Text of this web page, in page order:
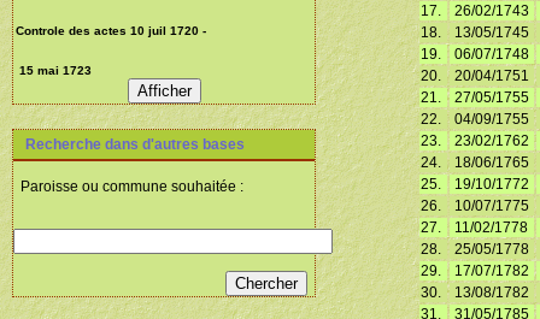
Recherche dans d'autres bases
Paroisse ou commune souhaitée :
17.
26/02/1743
18.
13/05/1745
19.
06/07/1748
20.
20/04/1751
21.
27/05/1755
22.
04/09/1755
23.
23/02/1762
24.
18/06/1765
25.
19/10/1772
26.
10/07/1775
27.
11/02/1778
28.
25/05/1778
29.
17/07/1782
30.
13/08/1782
31.
31/05/1785